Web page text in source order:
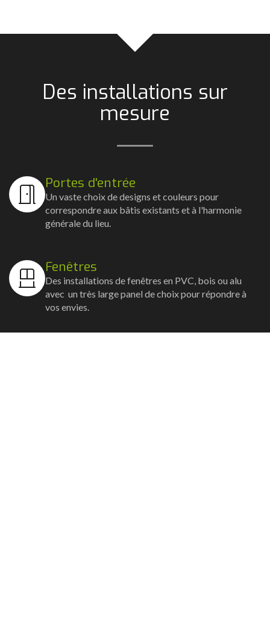
Des installations sur
mesure
Portes d'entrée
Un vaste choix de designs et couleurs pour
correspondre aux bâtis existants et à l'harmonie
générale du lieu.
Fenêtres
Des installations de fenêtres en PVC, bois ou alu
avec un très large panel de choix pour répondre à
vos envies.